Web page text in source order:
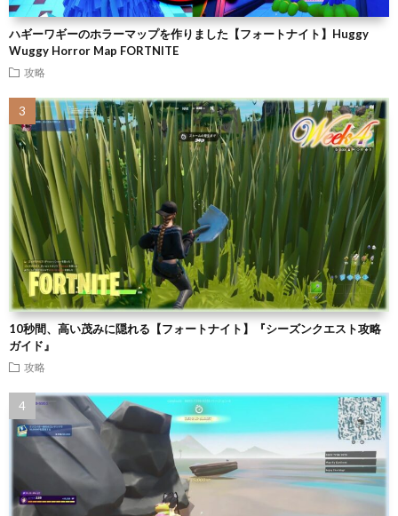
ハギーワギーのホラーマップを作りました【フォートナイト】Huggy
Wuggy Horror Map FORTNITE
攻略
10秒間、高い茂みに隠れる【フォートナイト】『シーズンクエスト攻略
ガイド』
攻略